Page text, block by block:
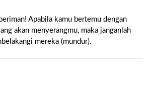
Apabila kamu bertemu dengan
akan menyerangmu, maka janganlah
mereka (mundur).